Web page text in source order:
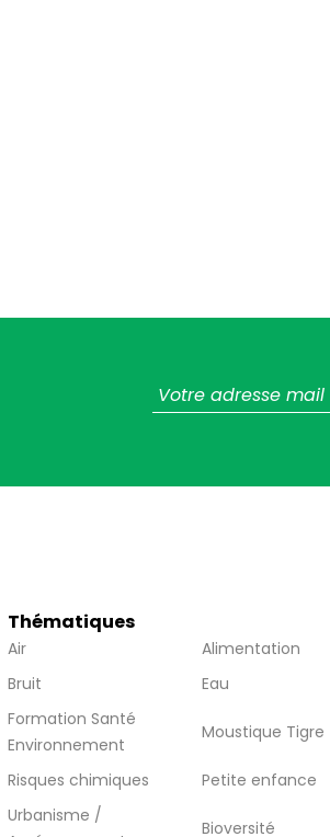
Thématiques
Air
Alimentation
Bruit
Eau
Formation Santé
Environnement
Moustique Tigre
Risques chimiques
Petite enfance
Urbanisme /
Bioversité